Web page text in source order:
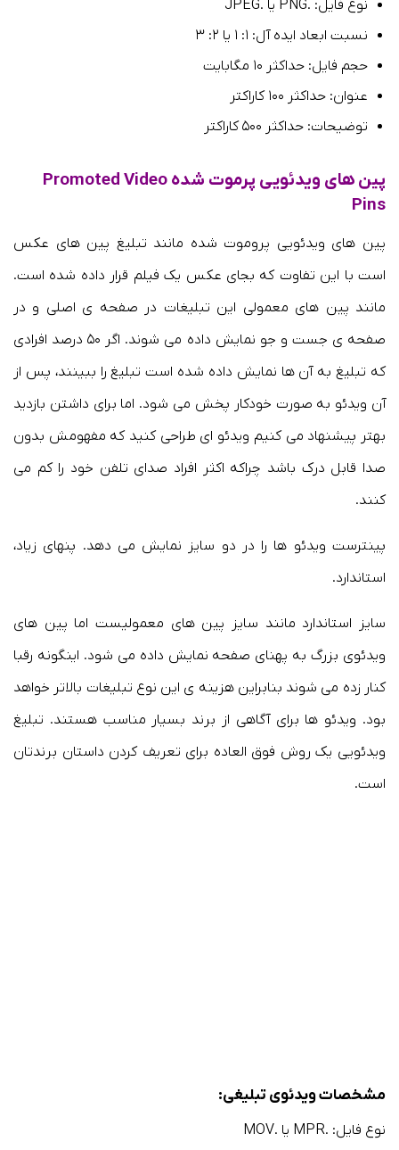
نوع فایل: .PNG یا .JPEG
نسبت ابعاد ایده آل: ۱: ۱ یا ۲: ۳
حجم فایل: حداکثر ۱۰ مگابایت
عنوان: حداکثر ۱۰۰ کاراکتر
توضیحات: حداکثر ۵۰۰ کاراکتر
پین های ویدئویی پرموت شده Promoted Video
Pins
پین های ویدئویی پروموت شده مانند تبلیغ پین های عکس
است با این تفاوت که بجای عکس یک فیلم قرار داده شده است.
مانند پین های معمولی این تبلیغات در صفحه ی اصلی و در
صفحه ی جست و جو نمایش داده می شوند. اگر ۵۰ درصد افرادی
که تبلیغ به آن ها نمایش داده شده است تبلیغ را ببینند، پس از
آن ویدئو به صورت خودکار پخش می شود. اما برای داشتن بازدید
بهتر پیشنهاد می کنیم ویدئو ای طراحی کنید که مفهومش بدون
صدا قابل درک باشد چراکه اکثر افراد صدای تلفن خود را کم می
کنند.
پینترست ویدئو ها را در دو سایز نمایش می دهد. پنهای زیاد،
استاندارد.
سایز استاندارد مانند سایز پین های معمولیست اما پین های
ویدئوی بزرگ به پهنای صفحه نمایش داده می شود. اینگونه رقبا
کنار زده می شوند بنابراین هزینه ی این نوع تبلیغات بالاتر خواهد
بود. ویدئو ها برای آگاهی از برند بسیار مناسب هستند. تبلیغ
ویدئویی یک روش فوق العاده برای تعریف کردن داستان برندتان
است.
مشخصات ویدئوی تبلیغی:
نوع فایل: .MPR یا .MOV